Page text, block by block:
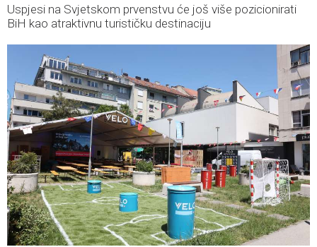
Uspjesi na Svjetskom prvenstvu će još više pozicionirati
BiH kao atraktivnu turističku destinaciju